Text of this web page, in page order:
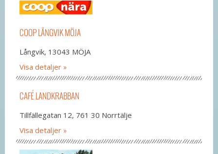
COOP LÅNGVIK MÖJA
Långvik, 13043 MÖJA
Visa detaljer
CAFÉ LANDKRABBAN
Tillfällegatan 12, 761 30 Norrtälje
Visa detaljer